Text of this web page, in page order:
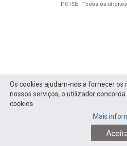
Os cookies ajudam-nos a fornecer os
nossos serviços, o utilizador
cookies
Mais
PO ISE - Todos os